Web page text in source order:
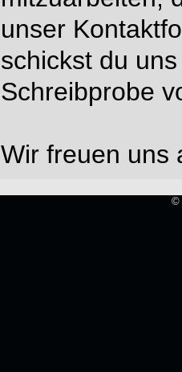
unser
schickst du
Schreibprobe
Wir freuen uns
©